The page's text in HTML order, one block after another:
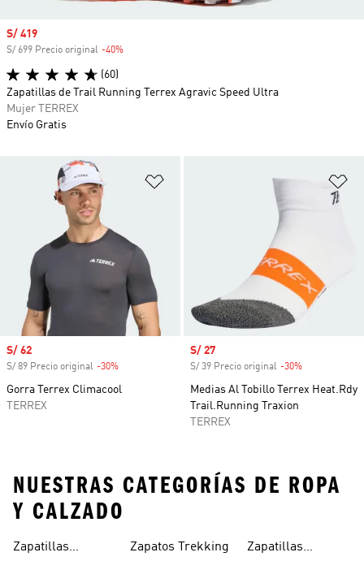
Añadir a la lista de deseos
Precio de venta
S/ 62
S/ 89 Precio original -30%
Gorra Terrex Climacool
TERREX
Precio de venta
S/ 27
S/ 39 Precio original -30%
Medias Al Tobillo Terrex Heat.Rdy
Trail.Running Traxion
TERREX
Precio de venta
S/ 419
S/ 699 Precio original -40%
(60)
Zapatillas de Trail Running Terrex Agravic Speed Ultra
Mujer TERREX
Envío Gratis
NUESTRAS CATEGORÍAS DE ROPA
Y CALZADO
Zapatillas
Zapatos Trekking Hombre
Zapatillas